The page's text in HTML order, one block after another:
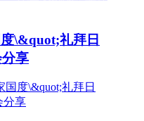
\&quot;礼拜日
享